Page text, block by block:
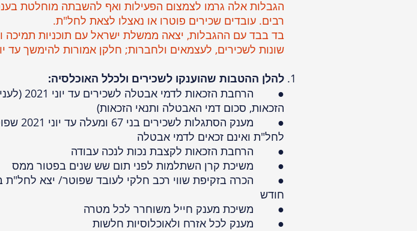
הגבלות אלה גרמו לצמצום הפעילות ואף להשבתה מוחלטת
רבים. עובדים שכירים פוטרו או נאצלו לצאת לחל"ת.
בד בבד עם ההגבלות, יצאה ממשלת ישראל עם תוכניות תמיכה
שונות לשכירים, לעצמאים ולחברות; חלקן אמורות להימשך עד יוני
להלן ההטבות שהוענקו לשכירים ולכלל האוכלסיה:
● הרחבת הזכאות לדמי
הזכאות, סכום דמי האבטלה ותנאי הזכאות)
● מענק הסתגלות
לחל"ת ואינם זכאים לדמי אבטלה
● הרחבת הזכאות לקצבת נכות לנכה עבודה
● משיכת קרן השתלמות לפני תום שש שנים בפטור ממס
● הכרה בזקיפת שווי רכב חלקי לעובד שפוטר/ יצא לחל"ת
חודש
● משיכת מענק חייל משוחרר לכל מטרה
● מענק לכל אזרח ולאוכלוסיות חלשות